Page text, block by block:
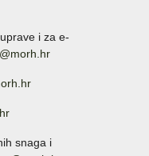
i za e-
snaga i